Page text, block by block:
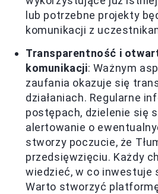
lub potrzebne projekty
komunikacji z
Transparentność i
komunikacji: Ważnym
zaufania okazuje się
działaniach. Regularne
postępach, dzielenie się
alertowanie o
stworzy poczucie, że
przedsięwzięciu. Każdy
wiedzieć, w co inwestuje
Warto stworzyć